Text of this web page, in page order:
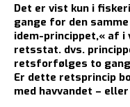
Det er vist kun i
gange for den
idem-princippet,« af i
retsstat. dvs.
retsforfølges to
Er dette retsprincip
med havvandet –